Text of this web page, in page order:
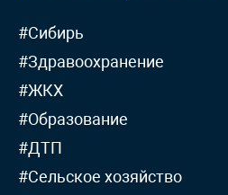
#Сибирь
#Здравоохранение
#ЖКХ
#Образование
#ДТП
#Сельское хозяйство